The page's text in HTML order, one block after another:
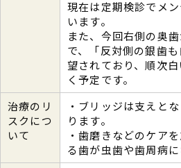
現在は定期検診でメ
います。
また、今回右側の奥
で、「反対側の銀歯
望されており、順次
く予定です。
治療のリ
スクにつ
いて
・ブリッジは支えと
ります。
・歯磨きなどのケア
る歯が虫歯や歯周病